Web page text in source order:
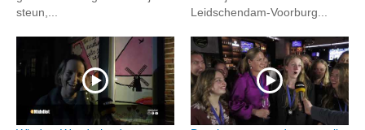
steun,...
Leidschendam-Voorburg...